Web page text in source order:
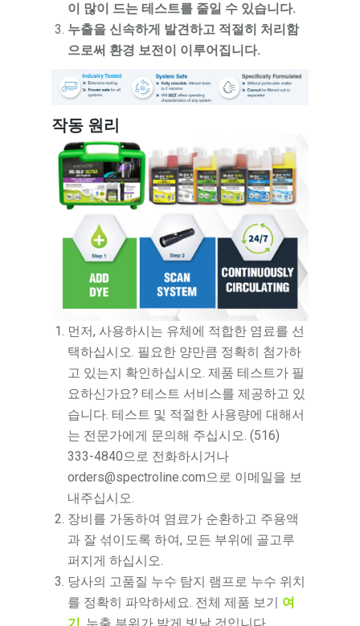
이 많이 드는 테스트를 줄일 수 있습니다.
누출을 신속하게 발견하고 적절히 처리함
으로써 환경 보전이 이루어집니다.
작동 원리
먼저, 사용하시는 유체에 적합한 염료를 선
택하십시오. 필요한 양만큼 정확히 첨가하
고 있는지 확인하십시오. 제품 테스트가 필
요하신가요? 테스트 서비스를 제공하고 있
습니다. 테스트 및 적절한 사용량에 대해서
는 전문가에게 문의해 주십시오. (516)
333-4840으로 전화하시거나
orders@spectroline.com으로 이메일을 보
내주십시오.
장비를 가동하여 염료가 순환하고 주용액
과 잘 섞이도록 하여, 모든 부위에 골고루
퍼지게 하십시오.
당사의 고품질 누수 탐지 램프로 누수 위치
를 정확히 파악하세요. 전체 제품 보기 여
기 . 누출 부위가 밝게 빛날 것입니다.